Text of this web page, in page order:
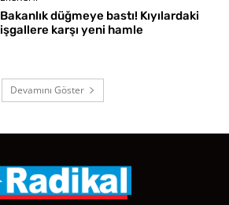
Bakanlık düğmeye bastı! Kıyılardaki
işgallere karşı yeni hamle
Devamını Göster